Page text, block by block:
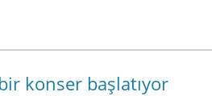
konser başlatıyor